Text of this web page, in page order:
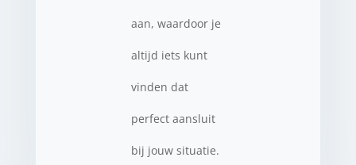
aan, waardoor je
altijd iets kunt
vinden dat
perfect aansluit
bij jouw situatie.